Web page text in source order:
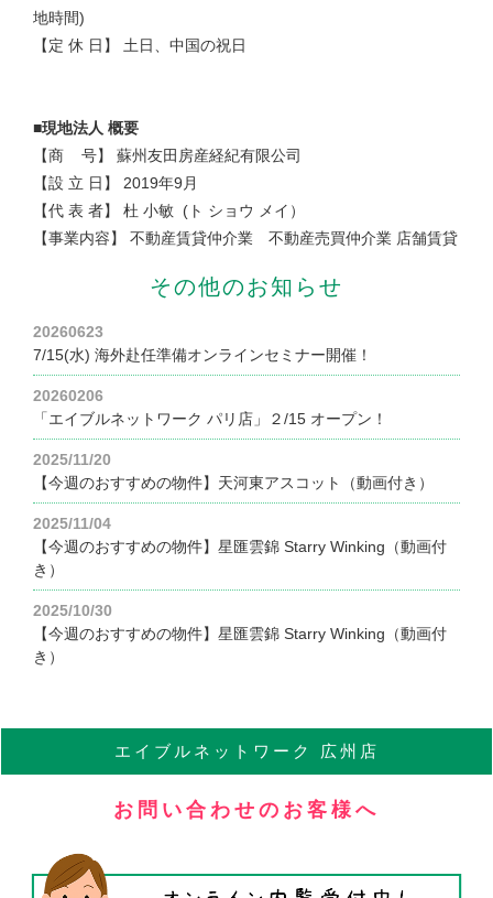
地時間)
【定 休 日】
土日、中国の祝日
■現地法人 概要
【商 号】
蘇州友田房産経紀有限公司
【設 立 日】
2019年9月
【代 表 者】
杜 小敏 (ト ショウ メイ）
【事業内容】
不動産賃貸仲介業 不動産売買仲介業 店舗賃貸
その他のお知らせ
20260623
7/15(水) 海外赴任準備オンラインセミナー開催！
20260206
「エイブルネットワーク パリ店」２/15 オープン！
2025/11/20
【今週のおすすめの物件】天河東アスコット（動画付き）
2025/11/04
【今週のおすすめの物件】星匯雲錦 Starry Winking（動画付
き）
2025/10/30
【今週のおすすめの物件】星匯雲錦 Starry Winking（動画付
き）
エイブル ネットワーク 広州店
お問い合わせのお客様へ